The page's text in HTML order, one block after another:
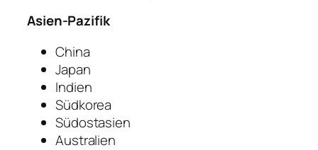
Asien-Pazifik
China
Japan
Indien
Südkorea
Südostasien
Australien